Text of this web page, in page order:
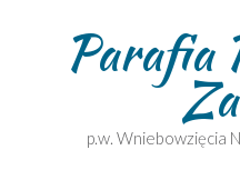
Parafia
p.w. Wniebowzięcia